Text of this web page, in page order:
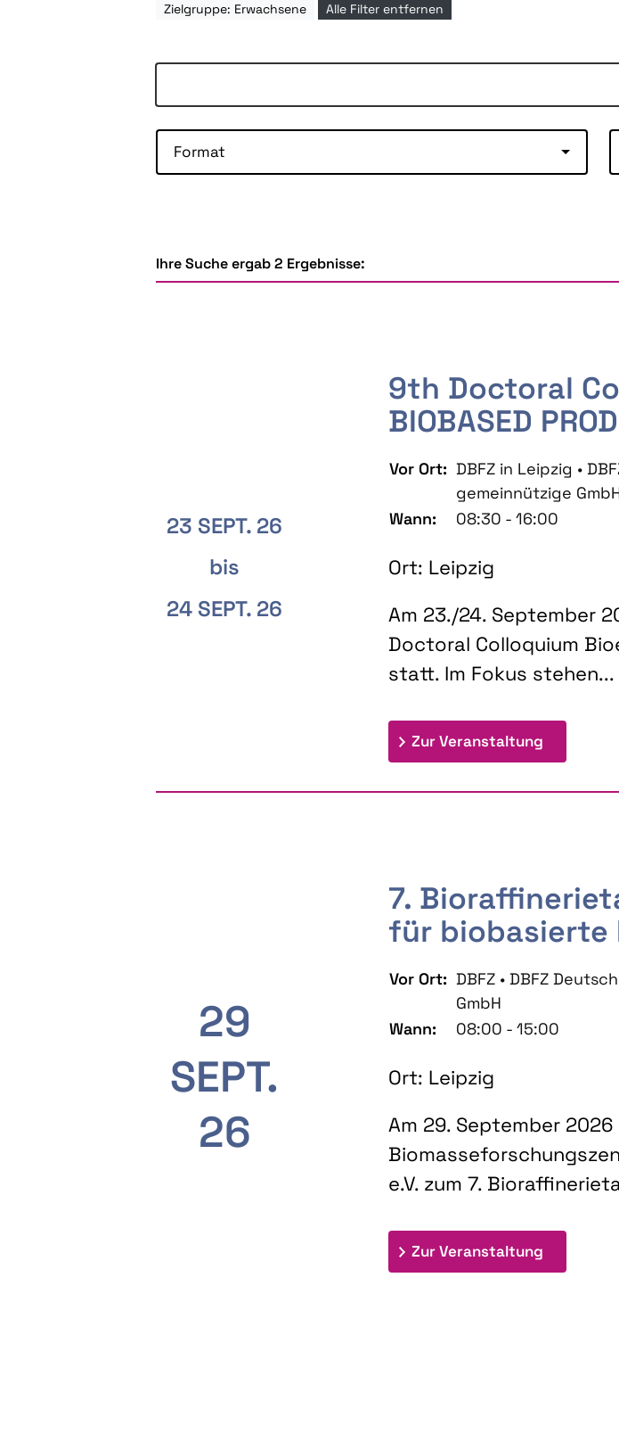
Zielgruppe: Erwachsene
Alle Filter entfernen
Format
Ihre Suche ergab 2 Ergebnisse:
23 SEPT. 26
bis
24 SEPT. 26
9th Doctoral
BIOBASED
Vor Ort: DBFZ in Leipzig •
gemeinnützige
Wann:
08:30 - 16:00
Ort: Leipzig
Am 23./24. September
Doctoral Colloquium
statt. Im Fokus stehen...
Zur Veranstaltung: 9th
29
SEPT.
26
7.
für biobasierte
Vor Ort: DBFZ • DBFZ
GmbH
Wann:
08:00 - 15:00
Ort: Leipzig
Am 29. September
e.V. zum 7.
Zur Veranstaltung: 7.